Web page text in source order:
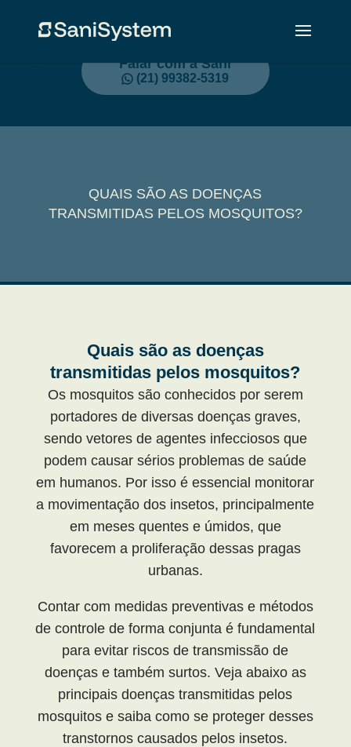
Falar com a Sani
(21) 99382-5319
QUAIS SÃO AS DOENÇAS
TRANSMITIDAS PELOS MOSQUITOS?
Quais são as doenças
transmitidas pelos mosquitos?
Os mosquitos são conhecidos por serem
portadores de diversas doenças graves,
sendo vetores de agentes infecciosos que
podem causar sérios problemas de saúde
em humanos. Por isso é essencial monitorar
a movimentação dos insetos, principalmente
em meses quentes e úmidos, que
favorecem a proliferação dessas pragas
urbanas.
Contar com medidas preventivas e métodos
de controle de forma conjunta é fundamental
para evitar riscos de transmissão de
doenças e também surtos. Veja abaixo as
principais doenças transmitidas pelos
mosquitos e saiba como se proteger desses
transtornos causados pelos insetos.